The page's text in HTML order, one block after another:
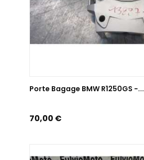
Porte Bagage BMW R1250GS -...
Prix
70,00 €